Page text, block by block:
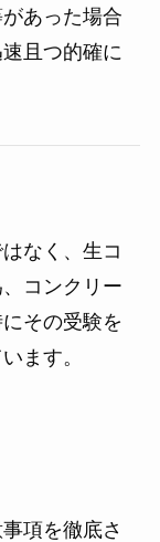
あった場合
且つ的確に
なく、生コ
コンクリー
その受験を
ます。
項を徹底さ